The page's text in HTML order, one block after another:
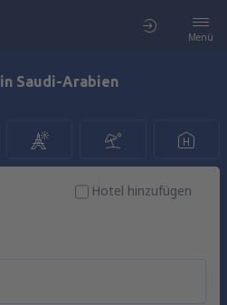
Menü
in Saudi-Arabien
Hotel hinzufügen